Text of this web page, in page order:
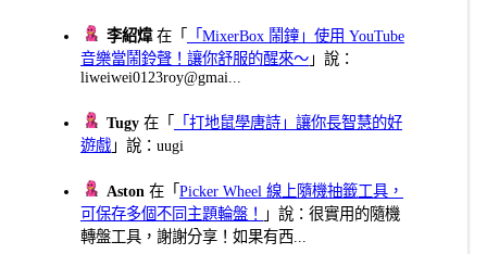
李紹煒在「
「MixerBox 鬧鐘」使用 YouTube
音樂當鬧鈴聲！讓你舒服的醒來～ 」說：
liweiwei0123roy@gmai...
Tugy 在「
「打地鼠學唐詩」讓你長智慧的好
遊戲 」說：uugi
Aston 在「Picker Wheel 線上隨機抽籤工具，
可保存多個不同主題輪盤！
」說：很實用的隨機
轉盤工具，謝謝分享！如果有西...